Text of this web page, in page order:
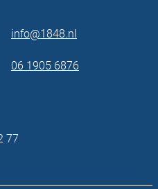
info@1848.nl
06 1905 6876
77